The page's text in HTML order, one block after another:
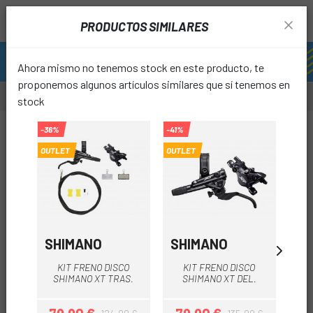
PRODUCTOS SIMILARES
Ahora mismo no tenemos stock en este producto, te
proponemos algunos artículos similares que sí tenemos en
stock
-36%
OUTLET
SHIMANO
KIT FRENO DISCO
SHIMANO XT TRAS.
-41%
OUTLET
SHIMANO
KIT FRENO DISCO
SHIMANO XT DEL.